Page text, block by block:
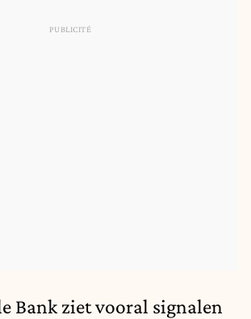
Bank ziet vooral signalen